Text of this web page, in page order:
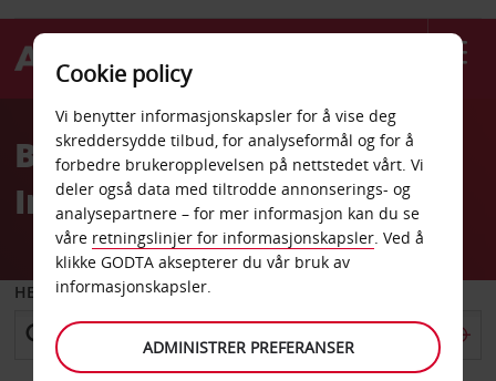
Welcome
AvisBilleie Molde Årø
Innenlandsflyplass
HENT FRA
Cookie policy
Vi benytter informasjonskapsler for å vise deg
skreddersydde tilbud, for analyseformål og for å
forbedre brukeropplevelsen på nettstedet vårt. Vi
deler også data med tiltrodde annonserings- og
analysepartnere – for mer informasjon kan du se
våre retningslinjer for informasjonskapsler. Ved å
klikke GODTA aksepterer du vår bruk av
informasjonskapsler.
ADMINISTRER PREFERANSER